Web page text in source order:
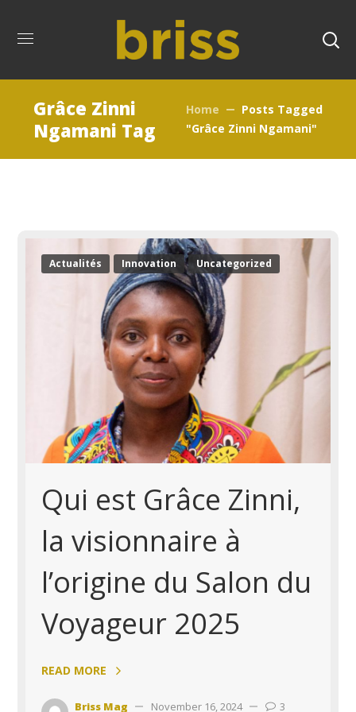
Grâce Zinni
Ngamani Tag
Home
Posts Tagged
"Grâce Zinni Ngamani"
Actualités Innovation Uncategorized
Qui est Grâce Zinni,
la visionnaire à
l’origine du Salon du
Voyageur 2025
READ MORE
Briss Mag November 16, 2024 3